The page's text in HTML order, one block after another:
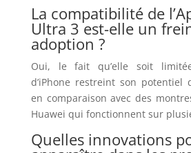
La compatibilité de
Ultra 3 est-elle un
adoption ?
Oui, le fait qu’elle soit
d’iPhone restreint son potentiel
en comparaison avec des
Huawei qui fonctionnent sur
Quelles innovations